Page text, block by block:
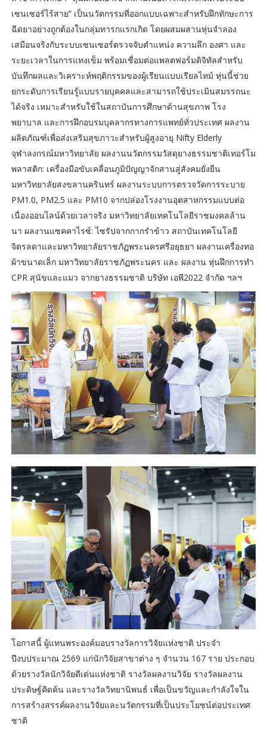
เซนเซอร์ไร้สาย” เป็นนวัตกรรมที่ออกแบบเฉพาะสำหรับฝึกทักษะการ
ฉีดยาอย่างถูกต้องในกลุ่มทารกแรกเกิด โดยผสมผสานหุ่นจำลอง
เสมือนจริงกับระบบเซนเซอร์ตรวจจับตำแหน่ง ความลึก องศา และ
ระยะเวลาในการแทงเข็ม พร้อมเชื่อมต่อแพลตฟอร์มดิจิทัลสำหรับ
บันทึกผลและวิเคราะห์พฤติกรรมของผู้เรียนแบบเรียลไทม์ หุ่นนี้ช่วย
ยกระดับการเรียนรู้แบบรายบุคคลและสามารถใช้ประเมินสมรรถนะ
ได้จริง เหมาะสำหรับใช้ในสถาบันการศึกษาด้านสุขภาพ โรง
พยาบาล และการฝึกอบรมบุคลากรทางการแพทย์ทั่วประเทศ ผลงาน
ผลิตภัณฑ์เพื่อส่งเสริมสุขภาวะสำหรับผู้สูงอายุ Nifty Elderly
จุฬาลงกรณ์มหาวิทยาลัย ผลงานนวัตกรรมวัสดุยางธรรมชาติเทอร์โม
พลาสติก: เครื่องมือขับเคลื่อนภูมิปัญญาจักสานสู่สังคมยั่งยืน
มหาวิทยาลัยสงขลานครินทร์ ผลงานระบบการตรวจวัดการระบาย
PM1.0, PM2.5 และ PM10 จากปล่องโรงงานอุตสาหกรรมแบบต่อ
เนื่องออนไลน์ด้วยเวลาจริง มหาวิทยาลัยเทคโนโลยีราชมงคลล้าน
นา ผลงานแซคคาไรซ์: ไซรัปจากกากรำข้าว สถาบันเทคโนโลยี
จิตรลดาและมหาวิทยาลัยราชภัฏพระนครศรีอยุธยา ผลงานเครื่องทอ
ผ้าขนาดเล็ก มหาวิทยาลัยราชภัฏพระนคร และ ผลงาน หุ่นฝึกการทำ
CPR สุนัขและแมว จากยางธรรมชาติ บริษัท เอพี2022 จำกัด ฯลฯ
โอกาสนี้ ผู้แทนพระองค์มอบรางวัลการวิจัยแห่งชาติ ประจำ
ปีงบประมาณ 2569 แก่นักวิจัยสาขาต่าง ๆ จำนวน 167 ราย ประกอบ
ด้วยรางวัลนักวิจัยดีเด่นแห่งชาติ รางวัลผลงานวิจัย รางวัลผลงาน
ประดิษฐ์คิดค้น และรางวัลวิทยานิพนธ์ เพื่อเป็นขวัญและกำลังใจใน
การสร้างสรรค์ผลงานวิจัยและนวัตกรรมที่เป็นประโยชน์ต่อประเทศ
ชาติ